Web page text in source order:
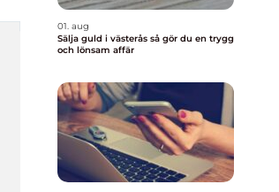
01. aug
Sälja guld i västerås så gör du en trygg
och lönsam affär